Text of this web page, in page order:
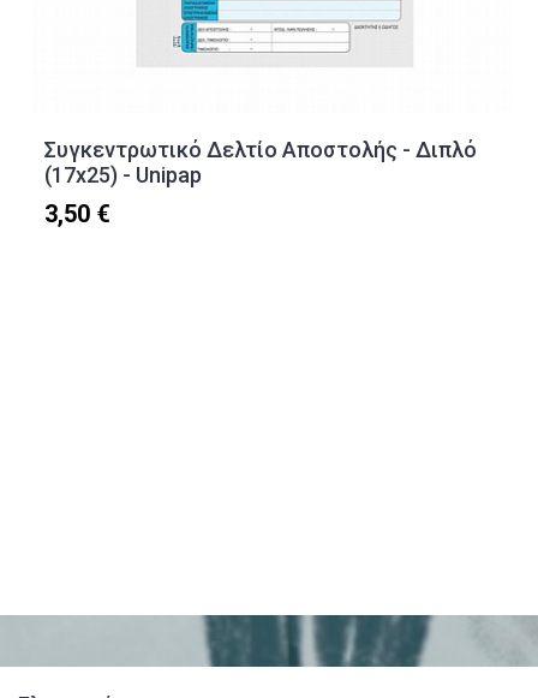
Συγκεντρωτικό Δελτίο Αποστολής - Διπλό
(17x25) - Unipap
3,50 €